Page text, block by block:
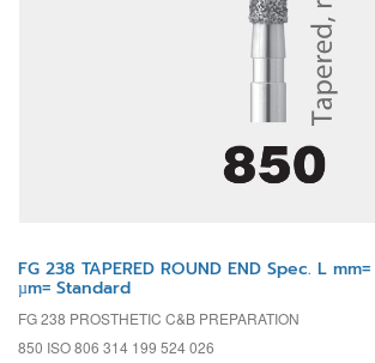
FG 238 TAPERED ROUND END Spec. L
µm= Standard
FG 238 PROSTHETIC C&B PREPARATION
850 ISO 806 314 199 524 026